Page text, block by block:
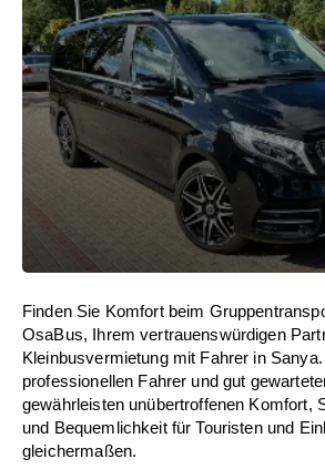
Finden Sie Komfort beim
OsaBus, Ihrem vertrauenswürdigen
Kleinbusvermietung mit Fahrer in
professionellen Fahrer und gut
gewährleisten unübertroffenen Komfort,
und Bequemlichkeit für Touristen und
gleichermaßen.